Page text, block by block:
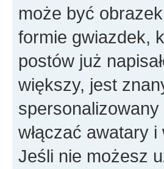
może być
formie gwiazdek,
postów już
większy, jest
włączać awatary
Jeśli nie możesz